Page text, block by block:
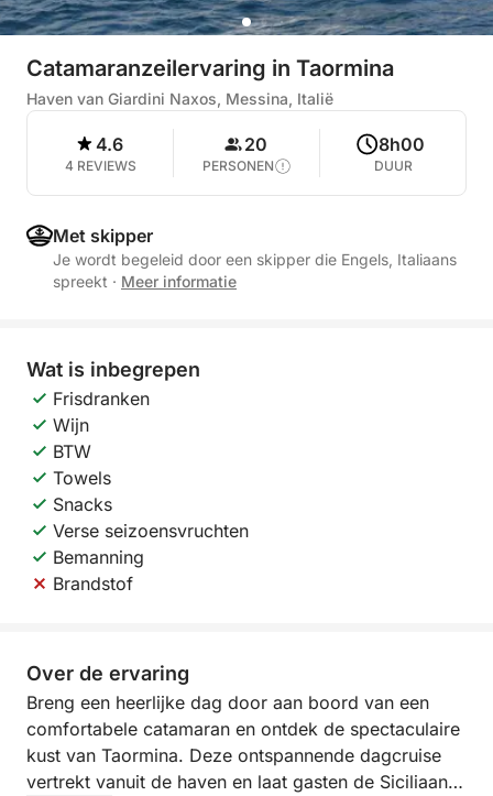
Catamaranzeilervaring in Taormina
Haven van Giardini Naxos, Messina, Italië
4.6
4 REVIEWS
20
PERSONEN
8h00
DUUR
Met skipper
Je wordt begeleid door een skipper die Engels, Italiaans
spreekt · Meer informatie
Wat is inbegrepen
Frisdranken
Wijn
BTW
Towels
Snacks
Verse seizoensvruchten
Bemanning
Brandstof
Over de ervaring
Breng een heerlijke dag door aan boord van een
comfortabele catamaran en ontdek de spectaculaire
kust van Taormina. Deze ontspannende dagcruise
vertrekt vanuit de haven en laat gasten de Siciliaanse